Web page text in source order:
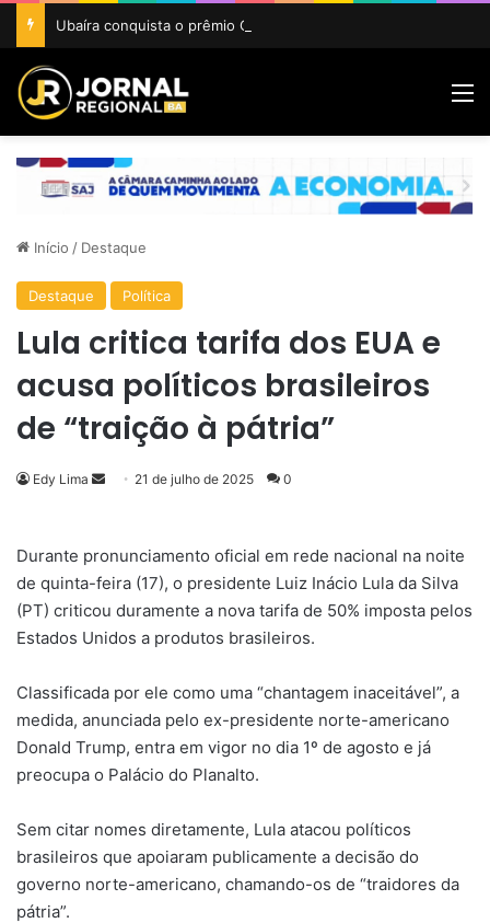
Início / Destaque
Destaque Política
Lula critica tarifa dos EUA e
acusa políticos brasileiros
de “traição à pátria”
Edy Lima
Mande
mail
21 de julho de 2025 0
Durante pronunciamento oficial em rede nacional na noite
de quinta-feira (17), o presidente Luiz Inácio Lula da Silva
(PT) criticou duramente a nova tarifa de 50% imposta pelos
Estados Unidos a produtos brasileiros.
Classificada por ele como uma “chantagem inaceitável”, a
medida, anunciada pelo ex-presidente norte-americano
Donald Trump, entra em vigor no dia 1º de agosto e já
preocupa o Palácio do Planalto.
Sem citar nomes diretamente, Lula atacou políticos
brasileiros que apoiaram publicamente a decisão do
governo norte-americano, chamando-os de “traidores da
pátria”.